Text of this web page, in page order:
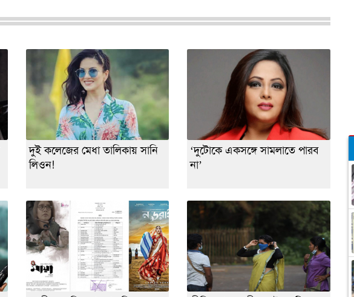
দুই কলেজের মেধা তালিকায় সানি
লিওন!
‘দুটোকে একসঙ্গে সামলাতে পারব
না’